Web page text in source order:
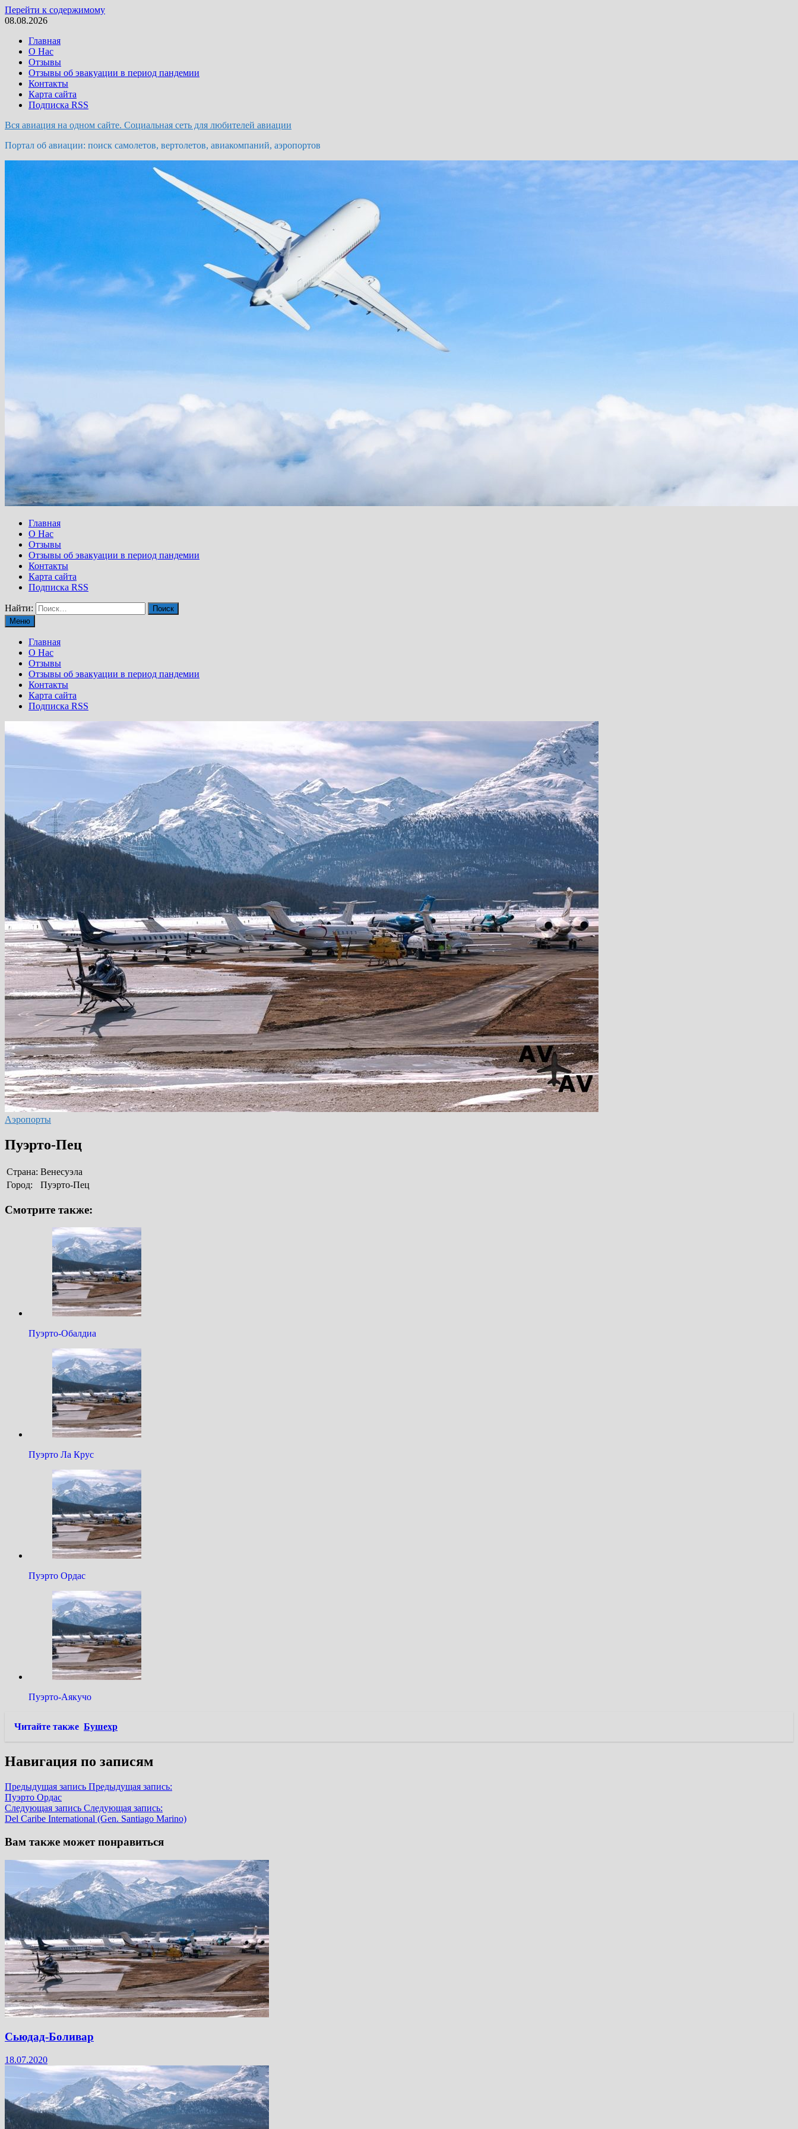
Перейти к содержимому
08.08.2026
Главная
О Нас
Отзывы
Отзывы об эвакуации в период пандемии
Контакты
Карта сайта
Подписка RSS
Вся авиация на одном сайте. Социальная сеть для любителей авиации
Портал об авиации: поиск самолетов, вертолетов, авиакомпаний, аэропортов
Главная
О Нас
Отзывы
Отзывы об эвакуации в период пандемии
Контакты
Карта сайта
Подписка RSS
Найти:
Меню
Главная
О Нас
Отзывы
Отзывы об эвакуации в период пандемии
Контакты
Карта сайта
Подписка RSS
Аэропорты
Пуэрто-Пец
Страна: Венесуэла
Город:
Пуэрто-Пец
Смотрите также:
Пуэрто-Обалдиа
Пуэрто Ла Крус
Пуэрто Ордас
Пуэрто-Аякучо
Читайте также Бушехр
Навигация по записям
Предыдущая запись Предыдущая запись:
Пуэрто Ордас
Следующая запись Следующая запись:
Del Caribe International (Gen. Santiago Marino)
Вам также может понравиться
Сьюдад-Боливар
18.07.2020